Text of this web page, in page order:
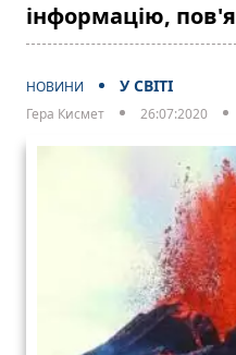
інформацію,
НОВИНИ У СВІТІ
Гера Кисмет 26:07:2020